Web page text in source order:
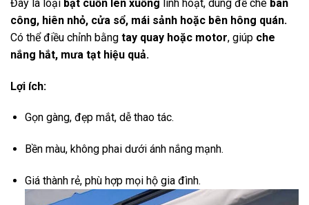
Đây là loại bạt cuốn lên xuống linh hoạt, dùng để che ban
công, hiên nhỏ, cửa sổ, mái sảnh hoặc bên hông quán.
Có thể điều chỉnh bằng tay quay hoặc motor, giúp che
nắng hắt, mưa tạt hiệu quả.
Lợi ích:
Gọn gàng, đẹp mắt, dễ thao tác.
Bền màu, không phai dưới ánh nắng mạnh.
Giá thành rẻ, phù hợp mọi hộ gia đình.